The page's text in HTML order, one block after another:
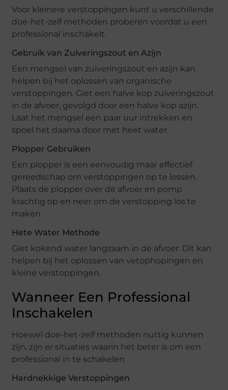
Voor kleinere verstoppingen kunt u verschillende
doe-het-zelf methoden proberen voordat u een
professional inschakelt.
Gebruik van Zuiveringszout en Azijn
Een mengsel van zuiveringszout en azijn kan
helpen bij het oplossen van organische
verstoppingen. Giet een halve kop zuiveringszout
in de afvoer, gevolgd door een halve kop azijn.
Laat het mengsel een paar uur intrekken en
spoel het daarna door met heet water.
Plopper Gebruiken
Een plopper is een eenvoudig maar effectief
gereedschap om verstoppingen op te lossen.
Plaats de plopper over de afvoer en pomp
krachtig op en neer om de verstopping los te
maken.
Hete Water Methode
Giet kokend water langzaam in de afvoer. Dit kan
helpen bij het oplossen van vetophopingen en
kleine verstoppingen.
Wanneer Een Professional
Inschakelen
Hoewel doe-het-zelf methoden nuttig kunnen
zijn, zijn er situaties waarin het beter is om een
professional in te schakelen.
Hardnekkige Verstoppingen